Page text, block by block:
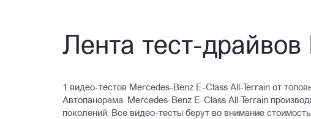
Лента тест-
1 видео-тестов Mercedes-Benz E-Class All-Terrain от
Автопанорама. Mercedes-Benz E-Class All-Terrain
поколений. Все видео-тесты берут во внимание